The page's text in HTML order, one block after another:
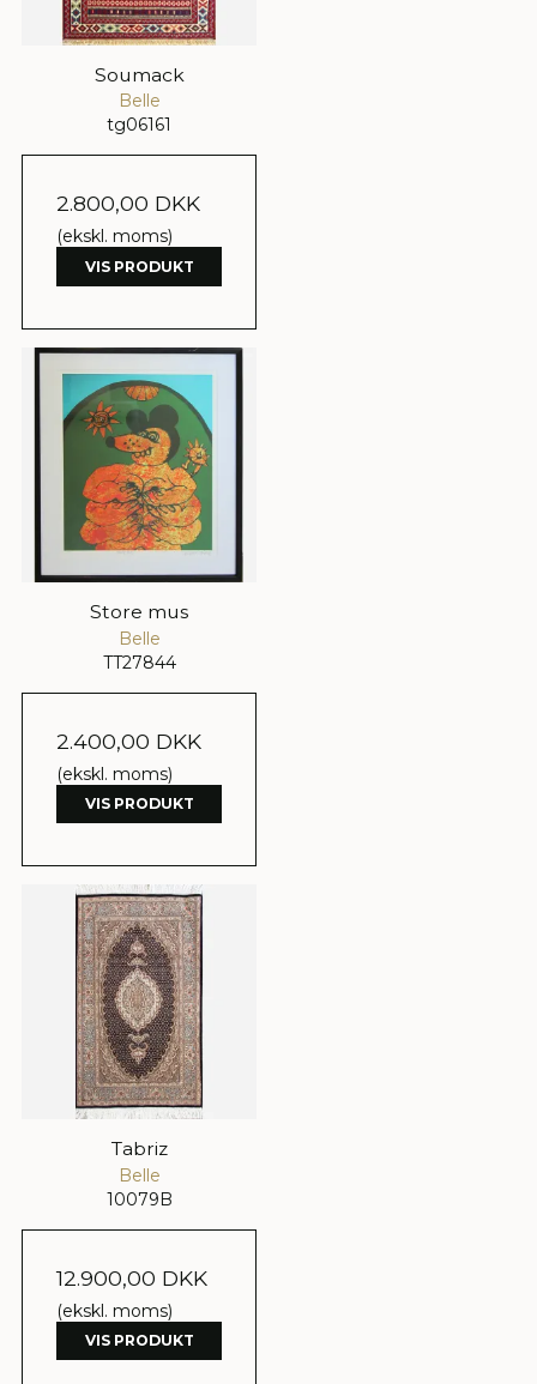
Soumack
Belle
tg06161
2.800,00 DKK
(ekskl. moms)
VIS PRODUKT
Store mus
Belle
TT27844
2.400,00 DKK
(ekskl. moms)
VIS PRODUKT
Tabriz
Belle
10079B
12.900,00 DKK
(ekskl. moms)
VIS PRODUKT